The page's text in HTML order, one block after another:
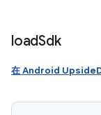
loadSdk
在 Android